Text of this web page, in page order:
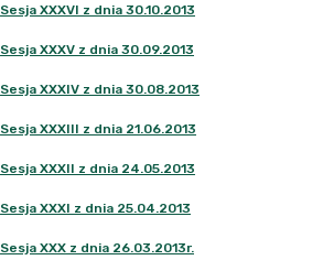
Sesja XXXVI z dnia 30.10.2013
Sesja XXXV z dnia 30.09.2013
Sesja XXXIV z dnia 30.08.2013
Sesja XXXIII z dnia 21.06.2013
Sesja XXXII z dnia 24.05.2013
Sesja XXXI z dnia 25.04.2013
Sesja XXX z dnia 26.03.2013r.